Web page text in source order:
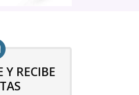
Y RECIBE